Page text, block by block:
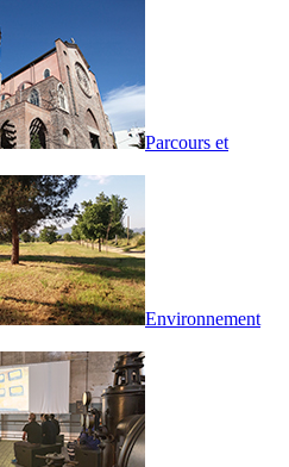
Parcours et
Environnement